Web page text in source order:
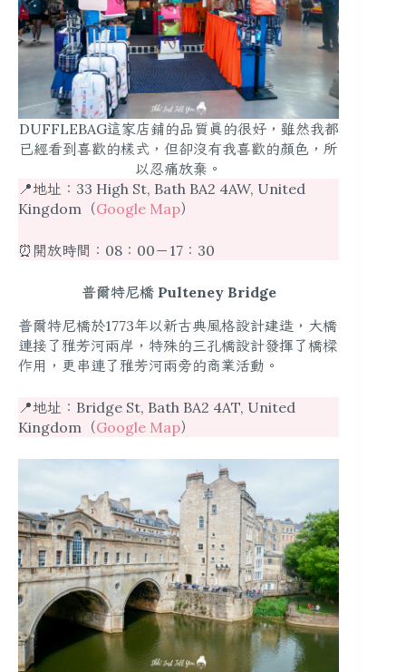
DUFFLEBAG這家店鋪的品質真的很好，雖然我都
已經看到喜歡的樣式，但卻沒有我喜歡的顏色，所
以忍痛放棄。
📍地址：33 High St, Bath BA2 4AW, United
Kingdom（Google Map）
⏰開放時間：08：00－17：30
普爾特尼橋 Pulteney Bridge
普爾特尼橋於1773年以新古典風格設計建造，大橋
連接了雅芳河兩岸，特殊的三孔橋設計發揮了橋樑
作用，更串連了雅芳河兩旁的商業活動。
📍地址：Bridge St, Bath BA2 4AT, United
Kingdom（Google Map）